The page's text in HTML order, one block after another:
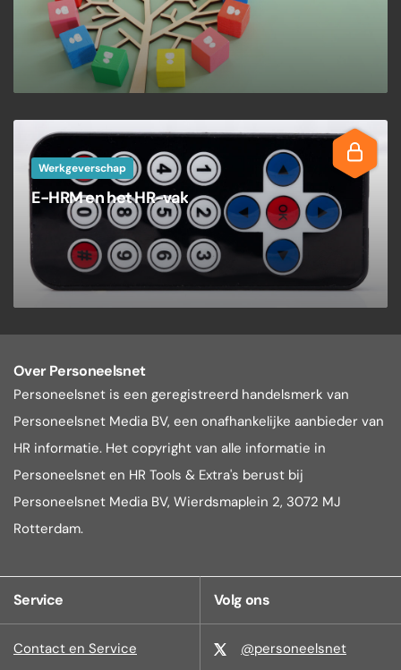
Werkgeverschap
E-HRM en het HR-vak
Over Personeelsnet
Personeelsnet is een geregistreerd handelsmerk van
Personeelsnet Media BV, een onafhankelijke aanbieder van
HR informatie. Het copyright van alle informatie in
Personeelsnet en HR Tools & Extra's berust bij
Personeelsnet Media BV, Wierdsmaplein 2, 3072 MJ
Rotterdam.
Service
Contact en Service
Volg ons
@personeelsnet